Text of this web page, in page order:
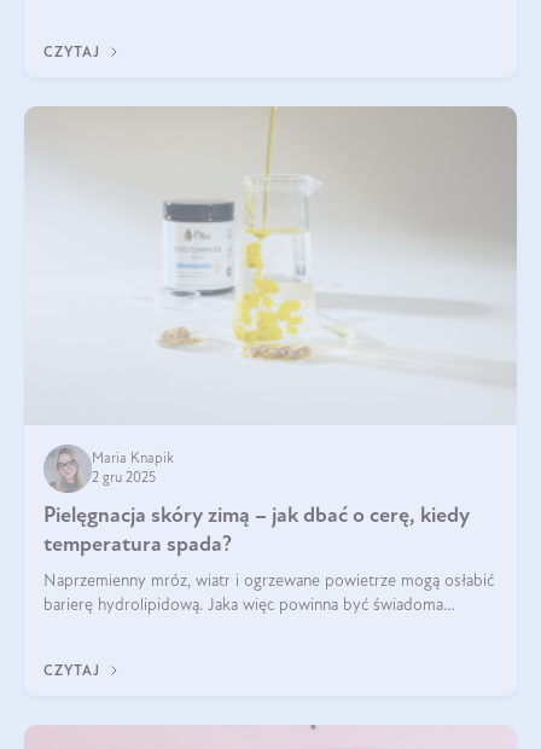
bydlęcy.
CZYTAJ
Maria Knapik
2 gru 2025
Pielęgnacja skóry zimą – jak dbać o cerę, kiedy
temperatura spada?
Naprzemienny mróz, wiatr i ogrzewane powietrze mogą osłabić
barierę hydrolipidową. Jaka więc powinna być świadoma
CZYTAJ